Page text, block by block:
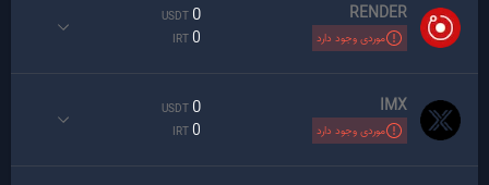
RENDER
موردی وجود دارد
0
USDT
0
IRT
IMX
موردی وجود دارد
0
USDT
0
IRT